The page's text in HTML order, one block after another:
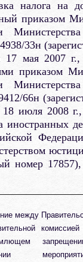
налога на
приказом
33н
мая 2007
приказом
66н
июля 2008
иностранных
номер
между